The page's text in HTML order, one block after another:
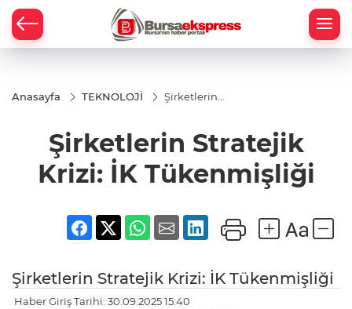
Anasayfa TEKNOLOJİ
Şirketlerin
Tükenmişliği
Şirketlerin Stratejik
Krizi: İK Tükenmişliği
Şirketlerin Stratejik Krizi: İK Tükenmişliği
Haber Giriş Tarihi: 30.09.2025 15:40